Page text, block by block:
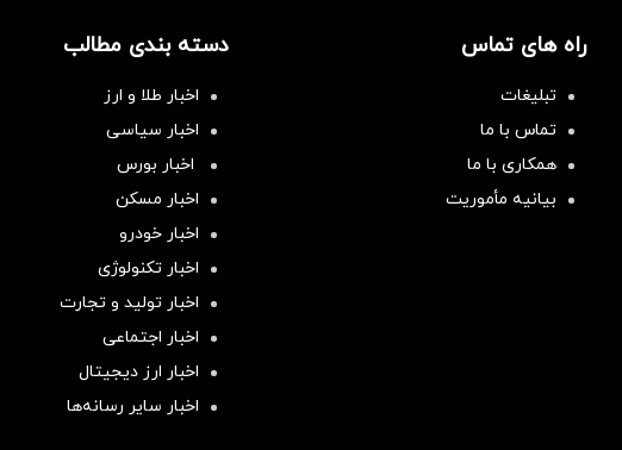
راه های تماس
تبلیغات
تماس با ما
همکاری با ما
بیانیه مأموریت
دسته بندی مطالب
اخبار طلا و ارز
اخبار سیاسی
اخبار بورس
اخبار مسکن
اخبار خودرو
اخبار تکنولوژی
اخبار تولید و تجارت
اخبار اجتماعی
اخبار ارز دیجیتال
اخبار سایر رسانه‌‌ها